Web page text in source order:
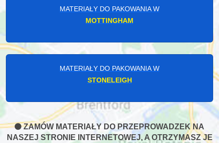
MATERIAŁY DO PAKOWANIA W
MOTTINGHAM
MATERIAŁY DO PAKOWANIA W
STONELEIGH
ZAMÓW MATERIAŁY DO PRZEPROWADZEK NA
NASZEJ STRONIE INTERNETOWEJ, A OTRZYMASZ JE